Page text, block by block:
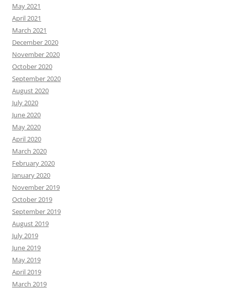
May 2021
April 2021
March 2021
December 2020
November 2020
October 2020
September 2020
August 2020
July 2020
June 2020
May 2020
April 2020
March 2020
February 2020
January 2020
November 2019
October 2019
September 2019
August 2019
July 2019
June 2019
May 2019
April 2019
March 2019